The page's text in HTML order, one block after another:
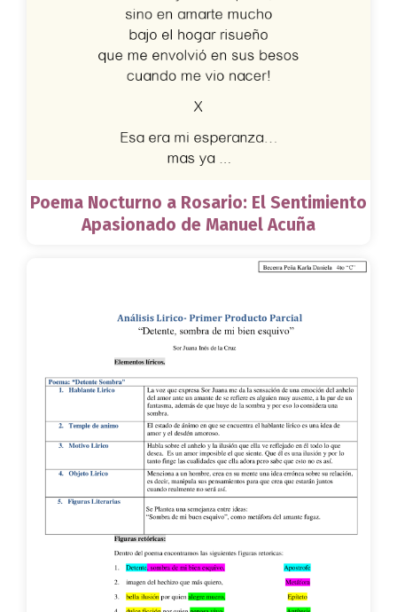
Poema Nocturno a Rosario: El Sentimiento
Apasionado de Manuel Acuña